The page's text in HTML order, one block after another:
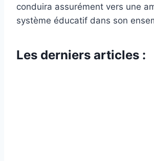
conduira assurément vers une
système éducatif dans son
Les derniers articles :